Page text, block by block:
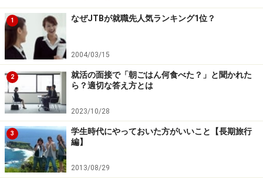
●自炊の生活
「毎日、面倒くさかった。嫌になった」―それでもなぜ
そうしてきたか
●奨学金で大学に
「卒業後を想像すると憂鬱にもなる」―でもなぜ進学を
選んだのか
●通学に2時間半かかる
「ずっと一人暮らしをしたかった」―それでもなぜ…
1 なぜJTBが就職先人気ランキング1位？
2004/03/15
2
就活の面接で「朝ごはん何食べた？」と聞かれた
ら？適切な答え方とは
2023/10/28
3
学生時代にやっておいた方がいいこと【長期旅行
編】
2013/08/29